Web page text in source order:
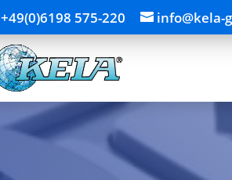
+49(0)6198 575-220 info@kela-